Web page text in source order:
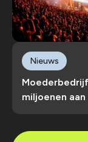
miljoenen
Nieuws